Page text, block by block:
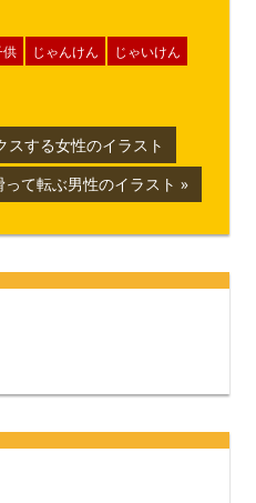
供 じゃんけん
じゃいけん
スする女性のイラスト
て転ぶ男性のイラスト